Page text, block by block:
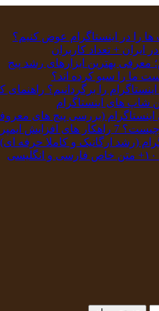
را در اینستاگرام عوض کنیم؟
ایران + تعداد کاربران
معرفی بهترین ابزارهای رشد پیج
ما را سیو کرده اند؟
را برگردانیم؟ راهنمای
شاپ های اینستاگرام
اینستاگرام (بررسی پیج های
ایمپرشن
(رشد ارگانیک و کاملا حرفه ای)